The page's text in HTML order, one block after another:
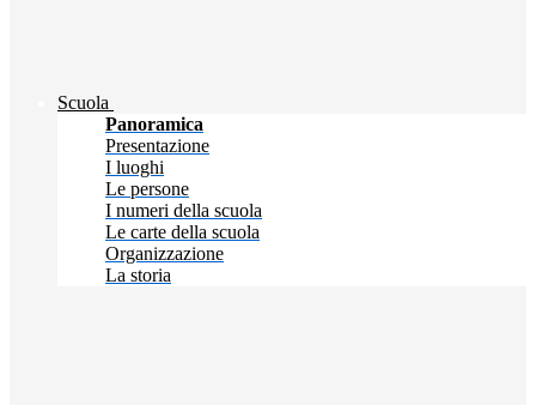
Scuola
Panoramica
Presentazione
I luoghi
Le persone
I numeri della scuola
Le carte della scuola
Organizzazione
La storia